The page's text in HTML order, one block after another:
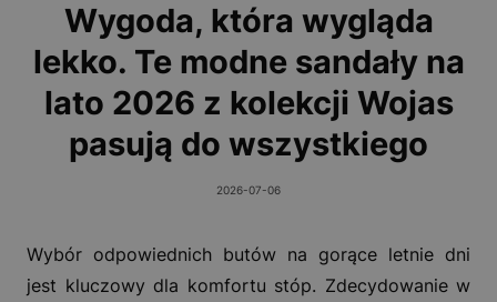
Wygoda, która wygląda
lekko. Te modne sandały na
lato 2026 z kolekcji Wojas
pasują do wszystkiego
2026-07-06
Wybór odpowiednich butów na gorące letnie dni
jest kluczowy dla komfortu stóp. Zdecydowanie w